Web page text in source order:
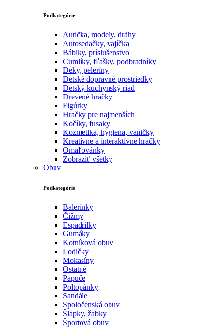
Podkategórie
Autíčka, modely, dráhy
Autosedačky, vajíčka
Bábiky, príslušenstvo
Cumlíky, fľašky, podbradníky
Deky, peleríny
Detské dopravné prostriedky
Detský kuchynský riad
Drevené hračky
Figúrky
Hračky pre najmenších
Kočíky, fusaky
Kozmetika, hygiena, vaničky
Kreatívne a interaktívne hračky
Omaľovánky
Zobraziť všetky
Obuv
Podkategórie
Balerínky
Čižmy
Espadrilky
Gumáky
Kotníková obuv
Lodičky
Mokasíny
Ostatné
Papuče
Poltopánky
Sandále
Spoločenská obuv
Šlapky, žabky
Športová obuv